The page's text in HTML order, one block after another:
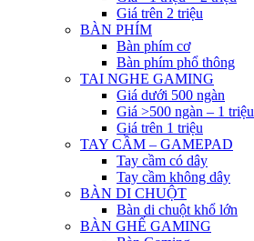
Giá trên 2 triệu
BÀN PHÍM
Bàn phím cơ
Bàn phím phổ thông
TAI NGHE GAMING
Giá dưới 500 ngàn
Giá >500 ngàn – 1 triệu
Giá trên 1 triệu
TAY CẦM – GAMEPAD
Tay cầm có dây
Tay cầm không dây
BÀN DI CHUỘT
Bàn di chuột khổ lớn
BÀN GHẾ GAMING